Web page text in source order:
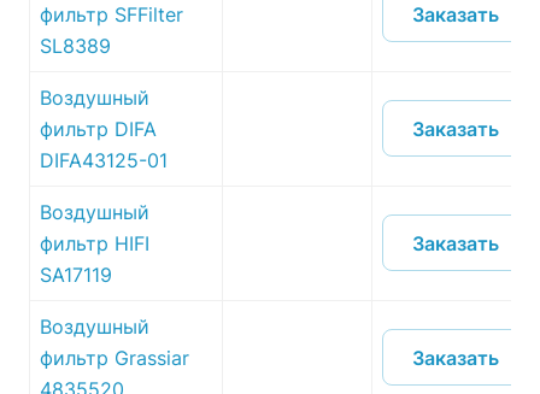
фильтр SFFilter
SL8389
Заказать
Воздушный
фильтр DIFA
DIFA43125-01
Заказать
Воздушный
фильтр HIFI
SA17119
Заказать
Воздушный
фильтр Grassiar
Заказать